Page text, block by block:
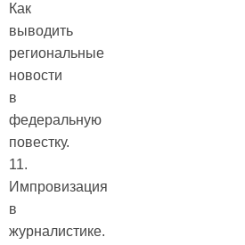
Как
выводить
региональные
новости
в
федеральную
повестку.
11.
Импровизация
в
журналистике.